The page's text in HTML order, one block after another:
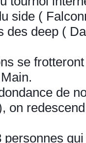
side (
des deep (
se
de
on
personnes